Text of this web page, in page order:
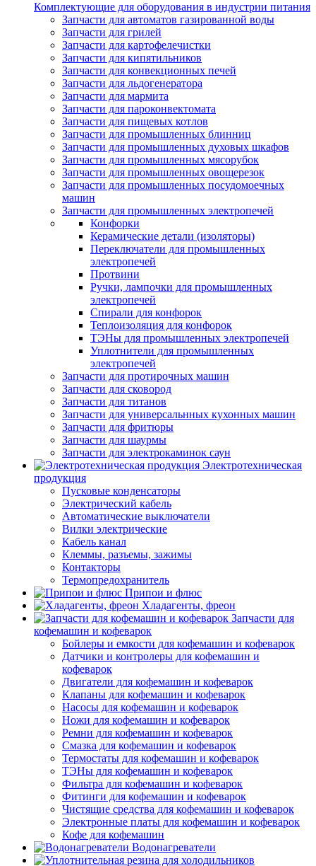
Комплектующие для оборудования в индустрии питания
Запчасти для автоматов газированной воды
Запчасти для грилей
Запчасти для картофелечистки
Запчасти для кипятильников
Запчасти для конвекционных печей
Запчасти для льдогенератора
Запчасти для мармита
Запчасти для пароконвектомата
Запчасти для пищевых котлов
Запчасти для промышленных блинниц
Запчасти для промышленных духовых шкафов
Запчасти для промышленных мясорубок
Запчасти для промышленных овощерезок
Запчасти для промышленных посудомоечных
машин
Запчасти для промышленных электропечей
Конфорки
Керамические детали (изоляторы)
Переключатели для промышленных
электропечей
Протвини
Ручки, лампочки для промышленных
электропечей
Спирали для конфорок
Теплоизоляция для конфорок
ТЭНы для промышленных электропечей
Уплотнители для промышленных
электропечей
Запчасти для протирочных машин
Запчасти для сковород
Запчасти для титанов
Запчасти для универсальнных кухонных машин
Запчасти для фритюры
Запчасти для шаурмы
Запчасти для электрокаминок саун
Электротехническая
продукция
Пусковые конденсаторы
Электрический кабель
Автоматические выключатели
Вилки электрические
Кабель канал
Клеммы, разъемы, зажимы
Контакторы
Термопредохранитель
Припои и флюс
Хладагенты, фреон
Запчасти для
кофемашин и кофеварок
Бойлеры и емкости для кофемашин и кофеварок
Датчики и контролеры для кофемашин и
кофеварок
Двигатели для кофемашин и кофеварок
Клапаны для кофемашин и кофеварок
Насосы для кофемашин и кофеварок
Ножи для кофемашин и кофеварок
Ремни для кофемашин и кофеварок
Смазка для кофемашин и кофеварок
Термостаты для кофемашин и кофеварок
ТЭНы для кофемашин и кофеварок
Фильтра для кофемашин и кофеварок
Фитинги для кофемашин и кофеварок
Чистящие средства для кофемашин и кофеварок
Электронные платы для кофемашин и кофеварок
Кофе для кофемашин
Водонагреватели